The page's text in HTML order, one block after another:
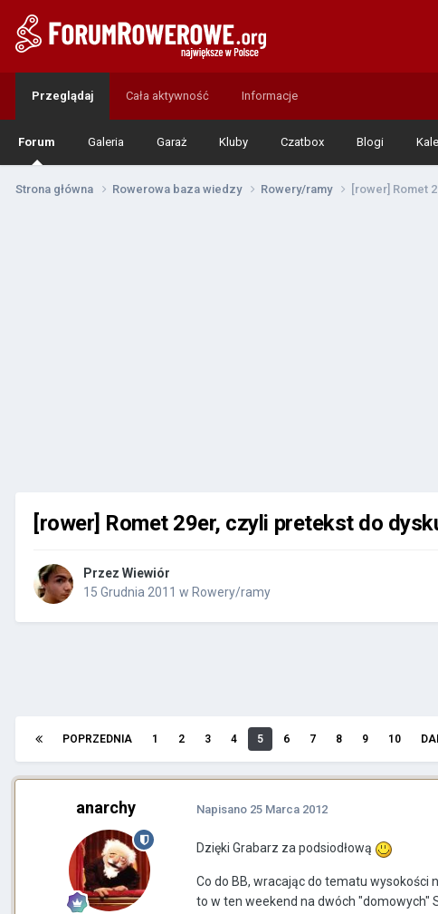
Przeglądaj
Forum Galeria Garaż Kluby Czatbox Blogi
Cała aktywność Informacje
Strona główna Rowerowa baza wiedzy Rowery/ramy [rower] Romet
[rower] Romet 29er, czyli pretekst do
Przez Wiewiór
15 Grudnia 2011 w Rowery/ramy
POPRZEDNIA 1 2 3 4 5 6 7 8 9 10
anarchy Napisano 25 Marca 2012
Dzięki Grabarz za podsiodłową
Co do BB, wracając do tematu wysokości
to w ten weekend na dwóch "domowych"